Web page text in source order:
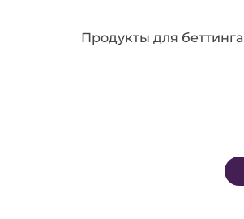
Продукты для беттинга